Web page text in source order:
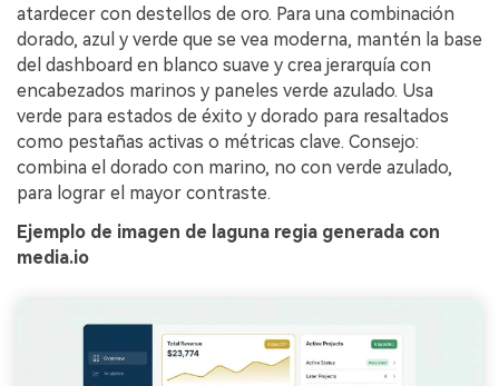
atardecer con destellos de oro. Para una combinación
dorado, azul y verde que se vea moderna, mantén la base
del dashboard en blanco suave y crea jerarquía con
encabezados marinos y paneles verde azulado. Usa
verde para estados de éxito y dorado para resaltados
como pestañas activas o métricas clave. Consejo:
combina el dorado con marino, no con verde azulado,
para lograr el mayor contraste.
Ejemplo de imagen de laguna regia generada con
media.io